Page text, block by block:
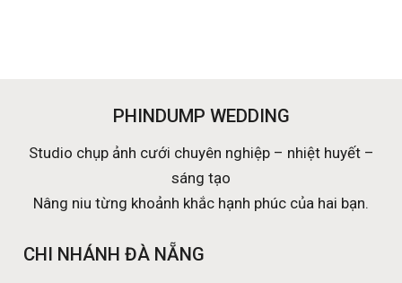
PHINDUMP WEDDING
Studio chụp ảnh cưới chuyên nghiệp – nhiệt huyết –
sáng tạo
Nâng niu từng khoảnh khắc hạnh phúc của hai bạn.
CHI NHÁNH ĐÀ NẴNG